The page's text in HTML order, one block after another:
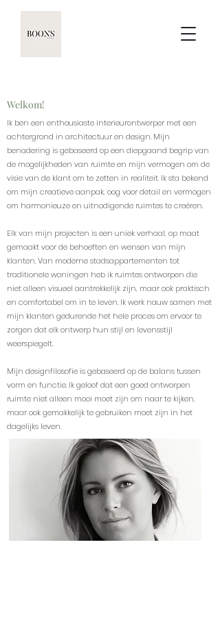
Welkom!
Ik ben een enthousiaste interieurontwerper met een
achtergrond in architectuur en design. Mijn
benadering is gebaseerd op een diepgaand begrip van
de mogelijkheden van ruimte en mijn vermogen om de
visie van de klant om te zetten in realiteit. Ik sta bekend
om mijn creatieve aanpak, oog voor detail en vermogen
om harmonieuze en uitnodigende ruimtes te creëren.
Elk van mijn projecten is een uniek verhaal, op maat
gemaakt voor de behoeften en wensen van mijn
klanten. Van moderne stadsappartementen tot
traditionele woningen heb ik ruimtes ontworpen die
niet alleen visueel aantrekkelijk zijn, maar ook praktisch
en comfortabel om in te leven. Ik werk nauw samen met
mijn klanten gedurende het hele proces om ervoor te
zorgen dat elk ontwerp hun stijl en levensstijl
weerspiegelt.
Mijn designfilosofie is gebaseerd op de balans tussen
vorm en functie. Ik geloof dat een goed ontworpen
ruimte niet alleen mooi moet zijn om naar te kijken,
maar ook gemakkelijk te gebruiken moet zijn in het
dagelijks leven.